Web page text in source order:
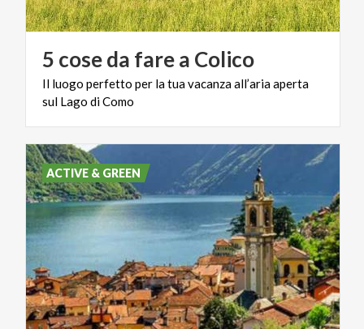
5 coseda farea Colico
Il luogo perfetto per latuavacanzaall’ariaaperta
sul Lago diComo
ACTIVE & GREEN